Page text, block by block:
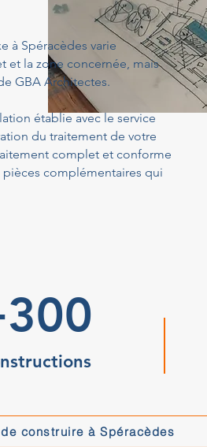
à Spéracèdes varie
et la zone concernée, mais
GBA Architectes.
établie avec le service
du traitement de votre
complet et conforme
complémentaires qui
construire à Spéracèdes